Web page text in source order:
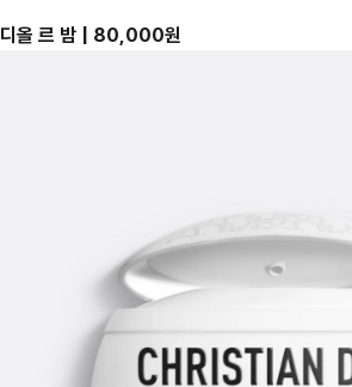
디올 르 밤 | 80,000원